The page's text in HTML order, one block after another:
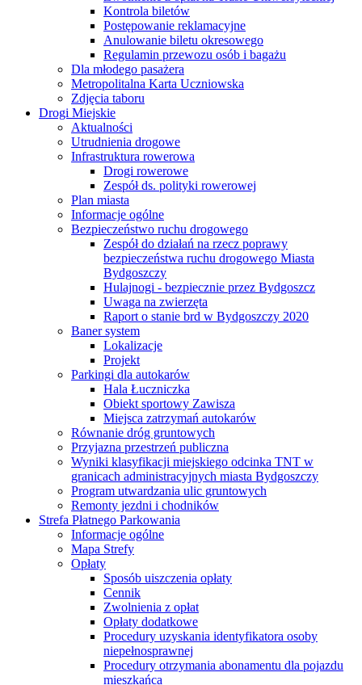
Kontrola biletów
Postępowanie reklamacyjne
Anulowanie biletu okresowego
Regulamin przewozu osób i bagażu
Dla młodego pasażera
Metropolitalna Karta Uczniowska
Zdjęcia taboru
Drogi Miejskie
Aktualności
Utrudnienia drogowe
Infrastruktura rowerowa
Drogi rowerowe
Zespół ds. polityki rowerowej
Plan miasta
Informacje ogólne
Bezpieczeństwo ruchu drogowego
Zespół do działań na rzecz poprawy
bezpieczeństwa ruchu drogowego Miasta
Bydgoszczy
Hulajnogi - bezpiecznie przez Bydgoszcz
Uwaga na zwierzęta
Raport o stanie brd w Bydgoszczy 2020
Baner system
Lokalizacje
Projekt
Parkingi dla autokarów
Hala Łuczniczka
Obiekt sportowy Zawisza
Miejsca zatrzymań autokarów
Równanie dróg gruntowych
Przyjazna przestrzeń publiczna
Wyniki klasyfikacji miejskiego odcinka TNT w
granicach administracyjnych miasta Bydgoszczy
Program utwardzania ulic gruntowych
Remonty jezdni i chodników
Strefa Płatnego Parkowania
Informacje ogólne
Mapa Strefy
Opłaty
Sposób uiszczenia opłaty
Cennik
Zwolnienia z opłat
Opłaty dodatkowe
Procedury uzyskania identyfikatora osoby
niepełnosprawnej
Procedury otrzymania abonamentu dla pojazdu
mieszkańca